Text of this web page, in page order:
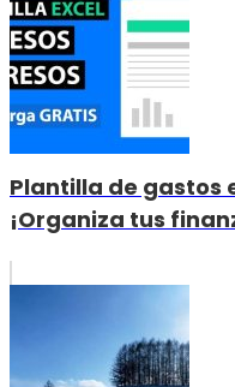
Plantilla de gastos
¡Organiza tus